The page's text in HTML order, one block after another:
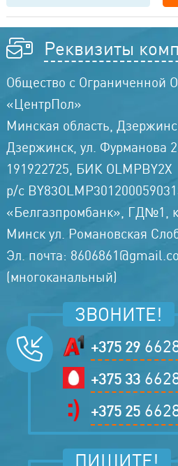
Реквизиты
Общество с Ограниченной
«ЦентрПол»
Минская область,
Дзержинск, ул. Фурманова
191922725, БИК OLMPBY2X
р/с
«Белгазпромбанк», ГД№1,
Минск ул. Романовская
Эл. почта:
(многоканальный)
ЗВОНИТЕ!
+375 29
+375 33
+375 25
ПИШИТЕ!